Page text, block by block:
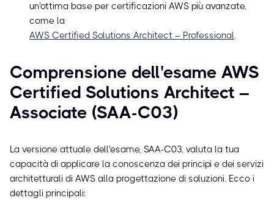
un'ottima base per certificazioni AWS più avanzate,
come la
AWS Certified Solutions Architect – Professional.
Comprensione dell'esame AWS
Certified Solutions Architect –
Associate (SAA-C03)
La versione attuale dell'esame, SAA-C03, valuta la tua
capacità di applicare la conoscenza dei principi e dei servizi
architetturali di AWS alla progettazione di soluzioni. Ecco i
dettagli principali: